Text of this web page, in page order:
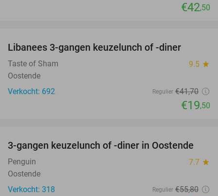
€42,50
Libanees 3-gangen keuzelunch of -diner
Taste of Sham 9.5 star
Oostende
Verkocht: 692
Regulier €41,70
€19,50
44%
3-gangen keuzelunch of -diner in Oostende
Penguin 7.7 star
Oostende
Verkocht: 318
Regulier €55,80